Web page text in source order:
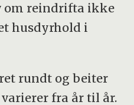
om reindrifta ikke
husdyrhold i
rundt og beiter
fra år til år.